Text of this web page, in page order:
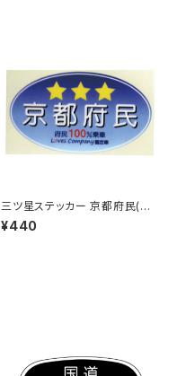
三ツ星ステッカー 京都府民(ブ
ルー)
¥440